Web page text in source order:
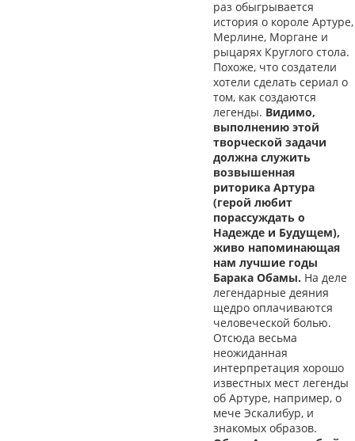
раз обыгрывается
история о короле Артуре,
Мерлине, Моргане и
рыцарях Круглого стола.
Похоже, что создатели
хотели сделать сериал о
том, как создаются
легенды. Видимо,
выполнению этой
творческой задачи
должна служить
возвышенная
риторика Артура
(герой любит
порассуждать о
Надежде и Будущем),
живо напоминающая
нам лучшие годы
Барака Обамы. На деле
легендарные деяния
щедро оплачиваются
человеческой болью.
Отсюда весьма
неожиданная
интерпретация хорошо
известных мест легенды
об Артуре, например, о
мече Эскалибур, и
знакомых образов.